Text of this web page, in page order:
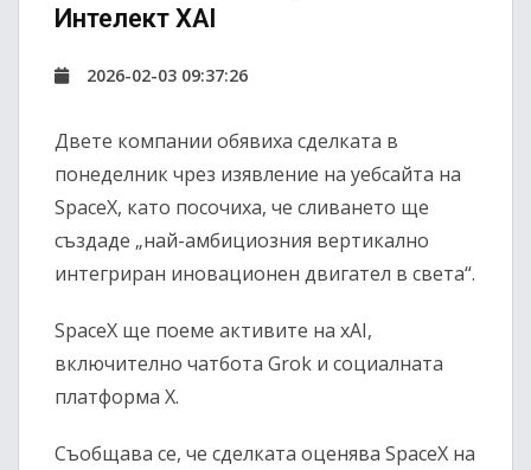
Интелект XAI
2026-02-03 09:37:26
Двете компании обявиха сделката в
понеделник чрез изявление на уебсайта на
SpaceX, като посочиха, че сливането ще
създаде „най-амбициозния вертикално
интегриран иновационен двигател в света“.
SpaceX ще поеме активите на xAI,
включително чатбота Grok и социалната
платформа X.
Съобщава се, че сделката оценява SpaceX на